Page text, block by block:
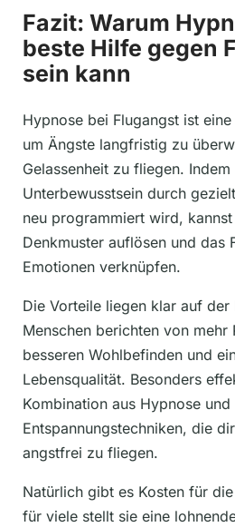
Fazit: Warum
beste Hilfe gegen
sein kann
Hypnose bei Flugangst ist
um Ängste langfristig zu
Gelassenheit zu fliegen. Indem
Unterbewusstsein durch
neu programmiert wird,
Denkmuster auflösen und das
Emotionen verknüpfen.
Die Vorteile liegen klar auf der
Menschen berichten von mehr
besseren Wohlbefinden und
Lebensqualität. Besonders
Kombination aus Hypnose und
Entspannungstechniken, die
angstfrei zu fliegen.
Natürlich gibt es Kosten für
für viele stellt sie eine